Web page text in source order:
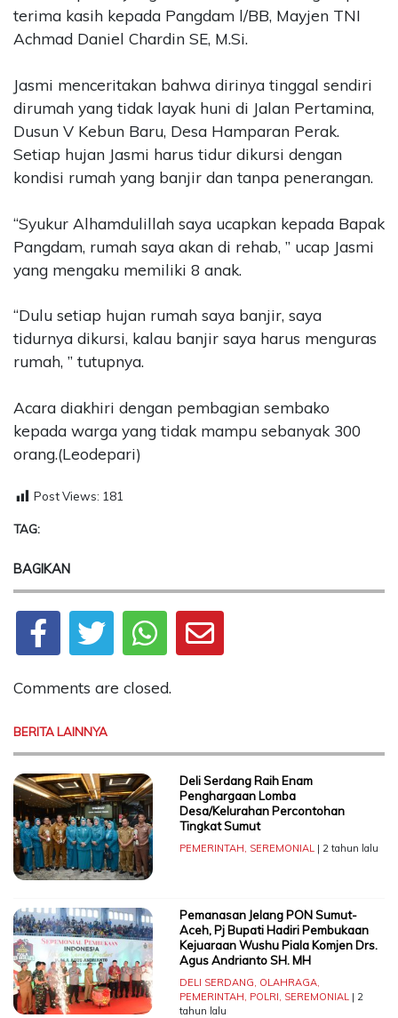
terima kasih kepada Pangdam l/BB, Mayjen TNI
Achmad Daniel Chardin SE, M.Si.
Jasmi menceritakan bahwa dirinya tinggal sendiri
dirumah yang tidak layak huni di Jalan Pertamina,
Dusun V Kebun Baru, Desa Hamparan Perak.
Setiap hujan Jasmi harus tidur dikursi dengan
kondisi rumah yang banjir dan tanpa penerangan.
“Syukur Alhamdulillah saya ucapkan kepada Bapak
Pangdam, rumah saya akan di rehab, ” ucap Jasmi
yang mengaku memiliki 8 anak.
“Dulu setiap hujan rumah saya banjir, saya
tidurnya dikursi, kalau banjir saya harus menguras
rumah, ” tutupnya.
Acara diakhiri dengan pembagian sembako
kepada warga yang tidak mampu sebanyak 300
orang.(Leodepari)
Post Views: 181
TAG:
BAGIKAN
Comments are closed.
BERITA LAINNYA
Deli Serdang Raih Enam
Penghargaan Lomba
Desa/Kelurahan Percontohan
Tingkat Sumut
PEMERINTAH SEREMONIAL | 2 tahun lalu
Pemanasan Jelang PON Sumut-
Aceh, Pj Bupati Hadiri Pembukaan
Kejuaraan Wushu Piala Komjen Drs.
Agus Andrianto SH. MH
DELI SERDANG OLAHRAGA,
PEMERINTAH POLRI SEREMONIAL | 2
tahun lalu